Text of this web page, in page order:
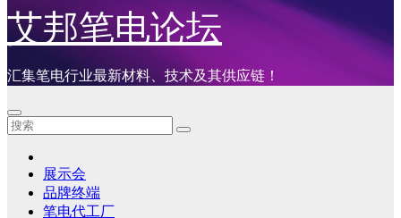
艾邦笔电论坛
汇集笔电行业最新材料、技术及其供应链！
展示会
品牌终端
笔电代工厂